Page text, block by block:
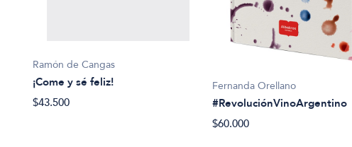
Ramón de Cangas
¡Come y sé feliz!
$43.500
Fernanda Orellano
#RevoluciónVinoArgentino
$60.000